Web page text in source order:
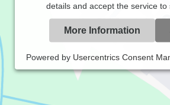
details and accept the service to
More Information
Powered by Usercentrics Consent